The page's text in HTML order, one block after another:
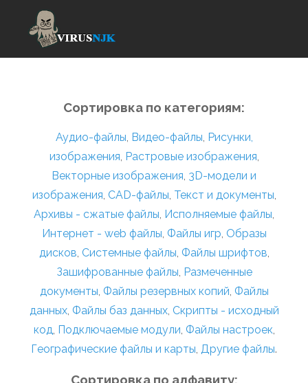
Сортировка по категориям:
Аудио-файлы, Видео-файлы, Рисунки,
изображения, Растровые изображения,
Векторные изображения, 3D-модели и
изображения, CAD-файлы, Текст и документы,
Архивы - сжатые файлы, Исполняемые файлы,
Интернет - web файлы, Файлы игр, Образы
дисков, Системные файлы, Файлы шрифтов,
Зашифрованные файлы, Размеченные
документы, Файлы резервных копий, Файлы
данных, Файлы баз данных, Скрипты - исходный
код, Подключаемые модули, Файлы настроек,
Географические файлы и карты, Другие файлы.
Сортировка по алфавиту: